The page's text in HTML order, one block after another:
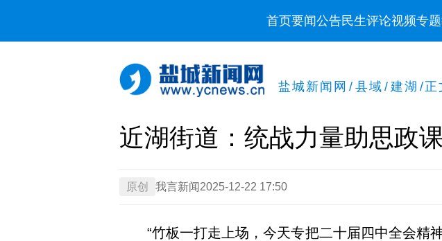
首页要闻公告民生评论视频专题
盐城新闻网 / 县域 / 建湖 /正
近湖街道：统战力量助思政
原创 我言新闻 2025-12-22 17:50
“竹板一打走上场，今天专把二十届四中全会